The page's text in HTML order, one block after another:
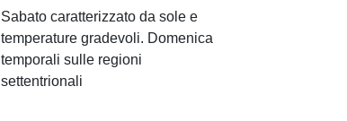
Sabato caratterizzato da sole e
temperature gradevoli. Domenica
temporali sulle regioni
settentrionali